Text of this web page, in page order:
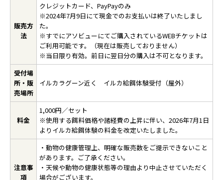
販売方
法
クレジットカード、PayPayのみ
※2024年7月9日にて現金でのお支払いは終了いたしまし
た。
※すでにアソビューにてご購入されているWEBチケットは
ご利用可能です。（現在は販売しておりません）
※当日限り有効。前日に翌日分の購入は不可となります。
受付場
所・販
売場所
イルカラグーン近く イルカ給餌体験受付（屋外）
料金
1,000円／セット
※使用する餌料価格や諸経費の上昇に伴い、2026年7月1日
よりイルカ給餌体験の料金を改定いたしました。
注意事
項
・動物の健康管理上、明確な販売数をご提示できないこと
があります。ご了承ください。
・天候や動物の健康状態等の理由より中止させていただく
場合がございます。